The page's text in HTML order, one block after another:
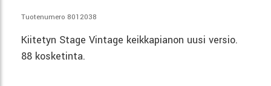
Tuotenumero 8012038
Kiitetyn Stage Vintage keikkapianon uusi versio.
88 kosketinta.